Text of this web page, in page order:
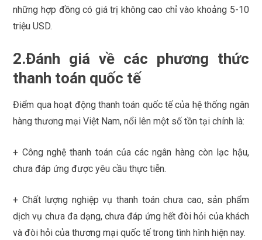
những hợp đồng có giá trị không cao chỉ vào khoảng 5-10
triệu USD.
2.Đánh giá về các phương thức
thanh toán quốc tế
Điểm qua hoạt động thanh toán quốc tế của hệ thống ngân
hàng thương mại Việt Nam, nổi lên một số tồn tại chính là:
+ Công nghệ thanh toán của các ngân hàng còn lạc hậu,
chưa đáp ứng được yêu cầu thực tiễn.
+ Chất lượng nghiệp vụ thanh toán chưa cao, sản phẩm
dịch vụ chưa đa dạng, chưa đáp ứng hết đòi hỏi của khách
và đòi hỏi của thương mại quốc tế trong tình hình hiện nay.